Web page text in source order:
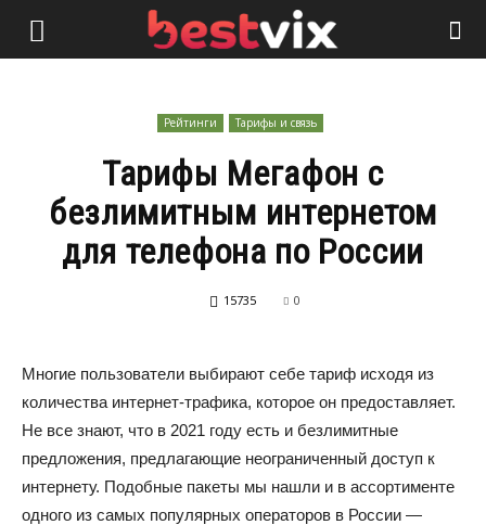
Рейтинги Тарифы и связь
Тарифы Мегафон с
безлимитным интернетом
для телефона по России
15735 0
Многие пользователи выбирают себе тариф исходя из
количества интернет-трафика, которое он предоставляет.
Не все знают, что в 2021 году есть и безлимитные
предложения, предлагающие неограниченный доступ к
интернету. Подобные пакеты мы нашли и в ассортименте
одного из самых популярных операторов в России —